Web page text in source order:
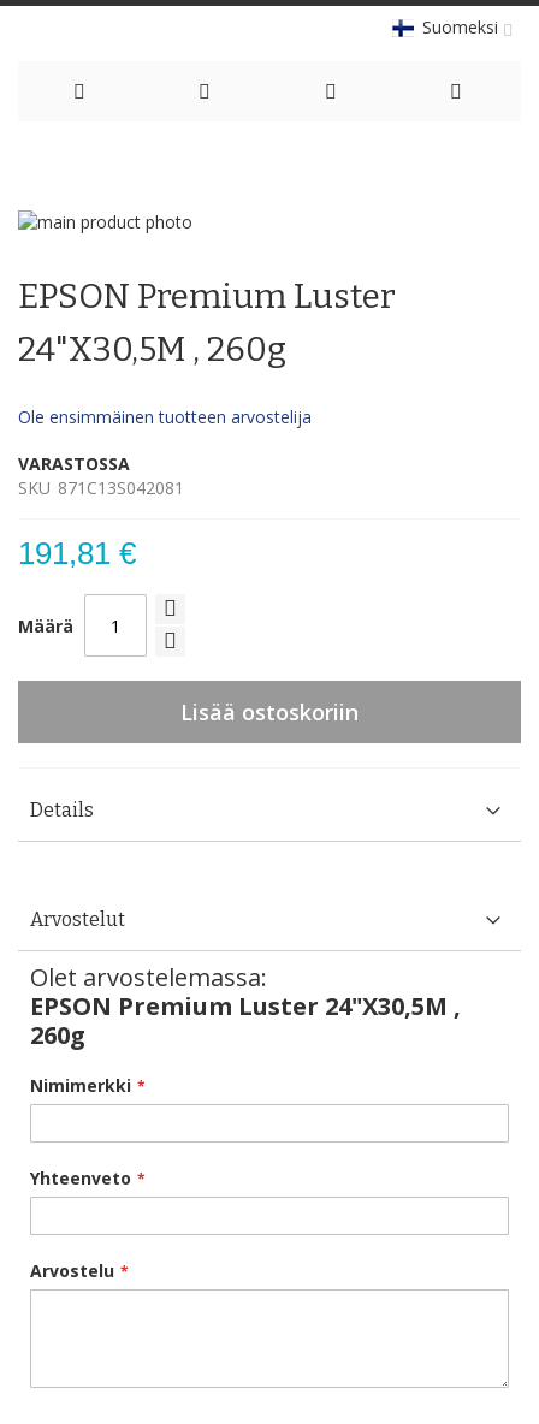
Suomeksi
Content
Skip
end
the
images
the
of
the
gallery
EPSON Premium Luster
24"X30,5M , 260g
Ole ensimmäinen tuotteen arvostelija
VARASTOSSA
SKU 871C13S042081
191,81 €
Määrä
Lisää ostoskoriin
Details
Arvostelut
Olet arvostelemassa:
EPSON Premium Luster 24"X30,5M ,
260g
Nimimerkki
Yhteenveto
Arvostelu